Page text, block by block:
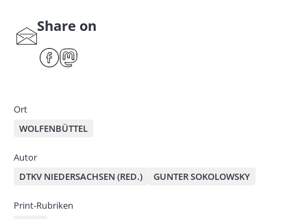
S
Share on
F
Ort
WOLFENBÜTTEL
Autor
DTKV NIEDERSACHSEN (RED.)
GUNTER SOKOLOWSKY
Print-Rubriken